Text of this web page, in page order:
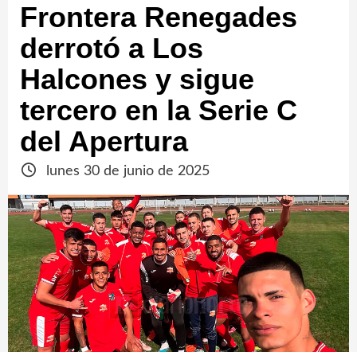
Frontera Renegades
derrotó a Los
Halcones y sigue
tercero en la Serie C
del Apertura
lunes 30 de junio de 2025